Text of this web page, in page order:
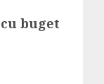
buget